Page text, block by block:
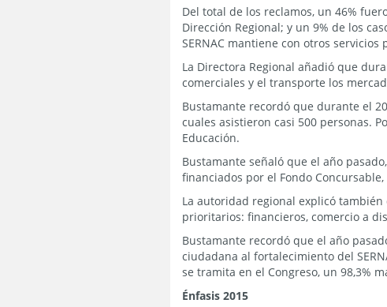
Del total de los reclamos, un 46%
Dirección Regional; y un 9% de los
SERNAC mantiene con otros servicios
La Directora Regional añadió que
comerciales y el transporte los
Bustamante recordó que durante el
cuales asistieron casi 500 personas.
Educación.
Bustamante señaló que el año
financiados por el Fondo
La autoridad regional explicó
prioritarios: financieros, comercio a
Bustamante recordó que el año
ciudadana al fortalecimiento del
se tramita en el Congreso, un 98,3%
Énfasis 2015